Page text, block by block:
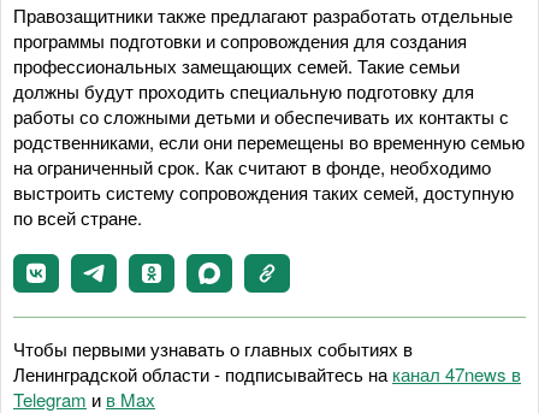
Правозащитники также предлагают разработать отдельные
программы подготовки и сопровождения для создания
профессиональных замещающих семей. Такие семьи
должны будут проходить специальную подготовку для
работы со сложными детьми и обеспечивать их контакты с
родственниками, если они перемещены во временную семью
на ограниченный срок. Как считают в фонде, необходимо
выстроить систему сопровождения таких семей, доступную
по всей стране.
Чтобы первыми узнавать о главных событиях в
Ленинградской области - подписывайтесь на канал 47news в
Telegram и в Maх